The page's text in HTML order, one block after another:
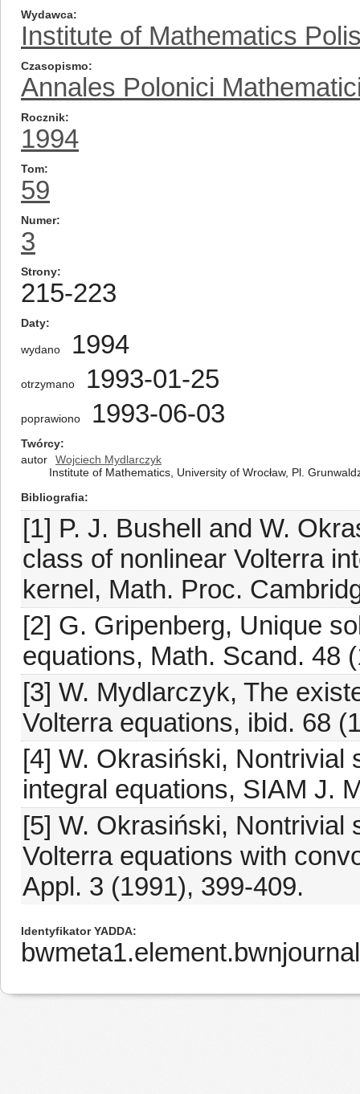
Wydawca
Institute of Mathematics
Czasopismo
Annales Polonici
Rocznik
1994
Tom
59
Numer
3
Strony
215-223
Daty
wydano 1994
otrzymano 1993-01-25
poprawiono 1993-06-03
Twórcy
autor
Wojciech Mydlarczyk
Institute of Mathematics, University of Wrocław, Pl.
Bibliografia
[1] P. J. Bushell and W.
class of nonlinear Volterra
kernel, Math. Proc.
[2] G. Gripenberg, Unique
equations, Math. Scand. 48
[3] W. Mydlarczyk, The
Volterra equations, ibid. 68
[4] W. Okrasiński, Nontrivial
integral equations, SIAM J.
[5] W. Okrasiński, Nontrivial
Volterra equations with
Appl. 3 (1991), 399-409.
Identyfikator YADDA